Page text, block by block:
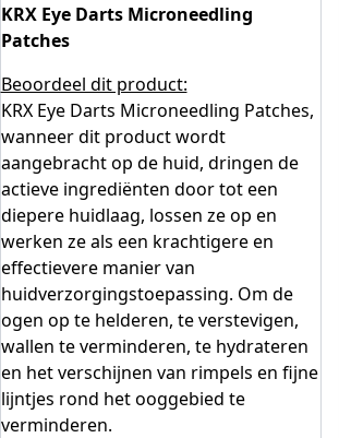
KRX Eye Darts Microneedling
Patches
Beoordeel dit product:
KRX Eye Darts Microneedling Patches,
wanneer dit product wordt
aangebracht op de huid, dringen de
actieve ingrediënten door tot een
diepere huidlaag, lossen ze op en
werken ze als een krachtigere en
effectievere manier van
huidverzorgingstoepassing. Om de
ogen op te helderen, te verstevigen,
wallen te verminderen, te hydrateren
en het verschijnen van rimpels en fijne
lijntjes rond het ooggebied te
verminderen.